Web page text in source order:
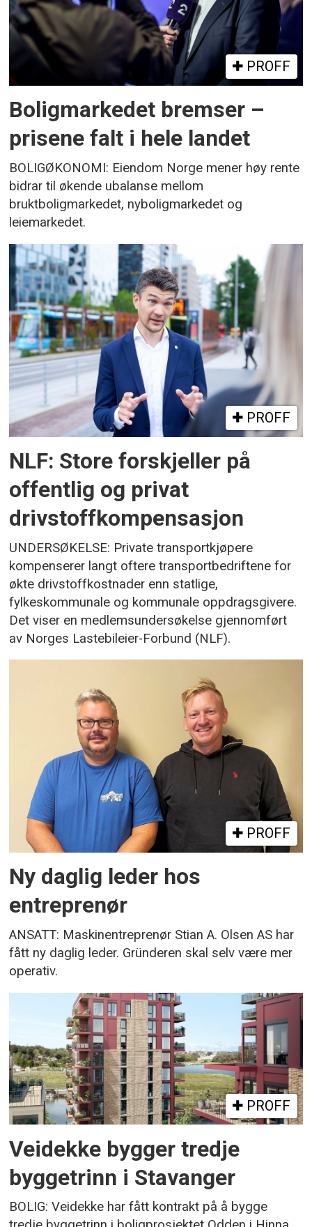
PROFF
Boligmarkedet bremser –
prisene falt i hele landet
BOLIGØKONOMI: Eiendom Norge mener høy rente
bidrar til økende ubalanse mellom
bruktboligmarkedet, nyboligmarkedet og
leiemarkedet.
PROFF
NLF: Store forskjeller på
offentlig og privat
drivstoffkompensasjon
UNDERSØKELSE: Private transportkjøpere
kompenserer langt oftere transportbedriftene for
økte drivstoffkostnader enn statlige,
fylkeskommunale og kommunale oppdragsgivere.
Det viser en medlemsundersøkelse gjennomført
av Norges Lastebileier-Forbund (NLF).
PROFF
Ny daglig leder hos
entreprenør
ANSATT: Maskinentreprenør Stian A. Olsen AS har
fått ny daglig leder. Gründeren skal selv være mer
operativ.
PROFF
Veidekke bygger tredje
byggetrinn i Stavanger
BOLIG: Veidekke har fått kontrakt på å bygge